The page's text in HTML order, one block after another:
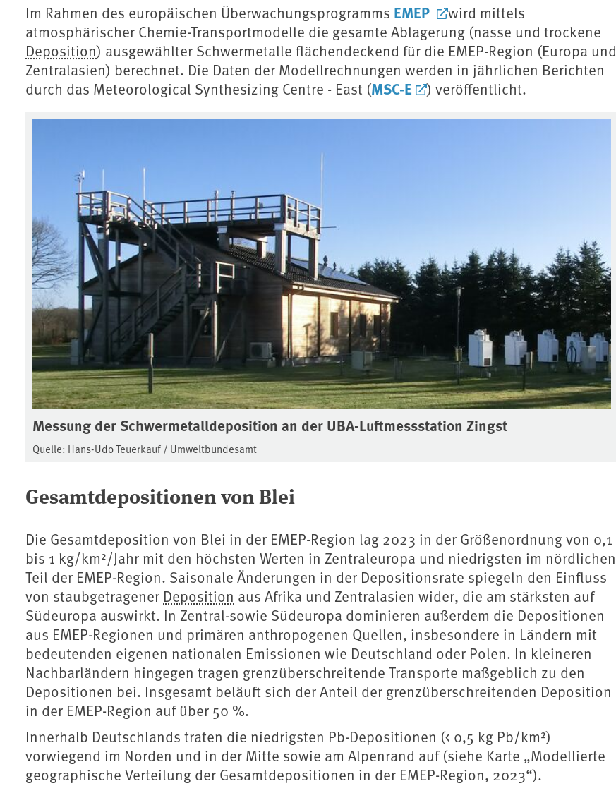
Im Rahmen des europäischen Überwachungsprogramms EMEP
wird mittels
atmosphärischer Chemie-Transportmodelle die gesamte Ablagerung (nasse und trockene
Deposition) ausgewählter Schwermetalle flächendeckend für die EMEP-Region (Europa und
Zentralasien) berechnet. Die Daten der Modellrechnungen werden in jährlichen Berichten
durch das Meteorological Synthesizing Centre - East (MSC-E ) veröffentlicht.
Messung der Schwermetalldeposition an der UBA-Luftmessstation Zingst
Quelle: Hans-Udo Teuerkauf / Umweltbundesamt
Gesamtdepositionen von Blei
Die Gesamtdeposition von Blei in der EMEP-Region lag 2023 in der Größenordnung von 0,1
bis 1 kg/km²/Jahr mit den höchsten Werten in Zentraleuropa und niedrigsten im nördlichen
Teil der EMEP-Region. Saisonale Änderungen in der Depositionsrate spiegeln den Einfluss
von staubgetragener Deposition aus Afrika und Zentralasien wider, die am stärksten auf
Südeuropa auswirkt. In Zentral-sowie Südeuropa dominieren außerdem die Depositionen
aus EMEP-Regionen und primären anthropogenen Quellen, insbesondere in Ländern mit
bedeutenden eigenen nationalen Emissionen wie Deutschland oder Polen. In kleineren
Nachbarländern hingegen tragen grenzüberschreitende Transporte maßgeblich zu den
Depositionen bei. Insgesamt beläuft sich der Anteil der grenzüberschreitenden Deposition
in der EMEP-Region auf über 50 %.
Innerhalb Deutschlands traten die niedrigsten Pb-Depositionen (< 0,5 kg Pb/km²)
vorwiegend im Norden und in der Mitte sowie am Alpenrand auf (siehe Karte „Modellierte
geographische Verteilung der Gesamtdepositionen in der EMEP-Region, 2023“).